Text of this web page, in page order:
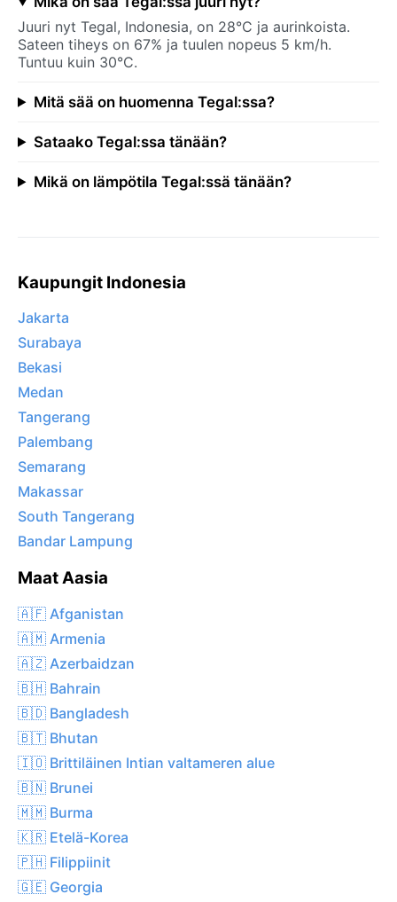
Juuri nyt Tegal, Indonesia, on 28°C ja aurinkoista.
Sateen tiheys on 67% ja tuulen nopeus 5 km/h.
Tuntuu kuin 30°C.
Mitä sää on huomenna Tegal:ssa?
Sataako Tegal:ssa tänään?
Mikä on lämpötila Tegal:ssä tänään?
Kaupungit Indonesia
Jakarta
Surabaya
Bekasi
Medan
Tangerang
Palembang
Semarang
Makassar
South Tangerang
Bandar Lampung
Maat Aasia
🇦🇫 Afganistan
🇦🇲 Armenia
🇦🇿 Azerbaidzan
🇧🇭 Bahrain
🇧🇩 Bangladesh
🇧🇹 Bhutan
🇮🇴 Brittiläinen Intian valtameren alue
🇧🇳 Brunei
🇲🇲 Burma
🇰🇷 Etelä-Korea
🇵🇭 Filippiinit
🇬🇪 Georgia